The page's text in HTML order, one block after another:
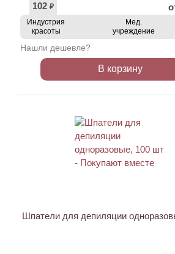
102 ₽
Индустрия
красоты
Мед.
учреждение
Нашли дешевле?
В корзину
Шпатели для депиляции